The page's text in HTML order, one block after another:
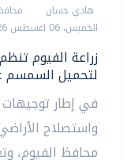
هادي حسان
الخميس، 06 اغسطس 2026 09:24 م
زراعة الفيوم
لتحميل
في إطار توجيهات
واستصلاح
محافظ الفيوم،